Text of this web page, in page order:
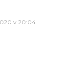
v 20:04